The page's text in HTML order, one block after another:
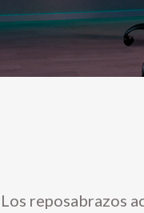
Los reposabrazos